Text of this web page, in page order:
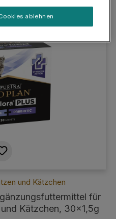
und Kätzchen
für
Kätzchen, 30x1,5g
ablehnen